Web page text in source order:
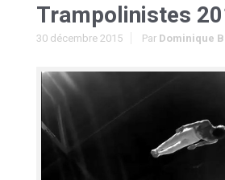
Trampolinistes
30 décembre 2015 Par Dominique